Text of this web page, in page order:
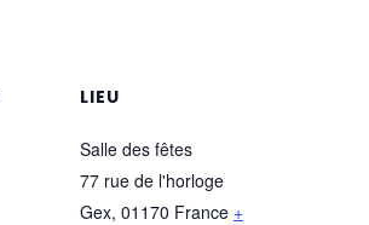
LIEU
Salle des fêtes
77 rue de l'horloge
Gex, 01170 France +